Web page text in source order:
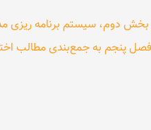
بخش دوم، سیستم برنامه ریزی
پنجم به جمع‌بندی مطالب